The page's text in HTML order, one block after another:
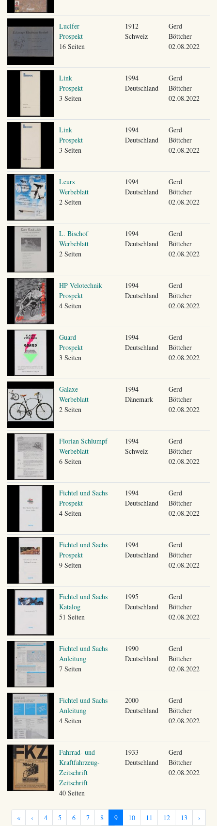
Lucifer
Prospekt
16 Seiten
1912
Schweiz
Gerd
Böttcher
02.08.2022
Link
Prospekt
3 Seiten
1994
Deutschland
Gerd
Böttcher
02.08.2022
Link
Prospekt
3 Seiten
1994
Deutschland
Gerd
Böttcher
02.08.2022
Leurs
Werbeblatt
2 Seiten
1994
Deutschland
Gerd
Böttcher
02.08.2022
L. Bischof
Werbeblatt
2 Seiten
1994
Deutschland
Gerd
Böttcher
02.08.2022
HP Velotechnik
Prospekt
4 Seiten
1994
Deutschland
Gerd
Böttcher
02.08.2022
Guard
Prospekt
3 Seiten
1994
Deutschland
Gerd
Böttcher
02.08.2022
Galaxe
Werbeblatt
2 Seiten
1994
Dänemark
Gerd
Böttcher
02.08.2022
Florian Schlumpf
Werbeblatt
6 Seiten
1994
Schweiz
Gerd
Böttcher
02.08.2022
Fichtel und Sachs
Prospekt
4 Seiten
1994
Deutschland
Gerd
Böttcher
02.08.2022
Fichtel und Sachs
Prospekt
9 Seiten
1994
Deutschland
Gerd
Böttcher
02.08.2022
Fichtel und Sachs
Katalog
51 Seiten
1995
Deutschland
Gerd
Böttcher
02.08.2022
Fichtel und Sachs
Anleitung
7 Seiten
1990
Deutschland
Gerd
Böttcher
02.08.2022
Fichtel und Sachs
Anleitung
4 Seiten
2000
Deutschland
Gerd
Böttcher
02.08.2022
Fahrrad- und
Kraftfahrzeug-
Zeitschrift
Zeitschrift
40 Seiten
1933
Deutschland
Gerd
Böttcher
02.08.2022
« ‹ 4 5 6 7 8 9 10 11 12 13 ›